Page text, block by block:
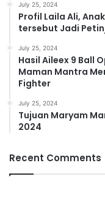
July 25, 2024
Profil Laila Ali,
tersebut Jadi
July 25, 2024
Hasil Aileex 9 Ball
Maman Mantra
Fighter
July 25, 2024
Tujuan Maryam
2024
Recent Comments